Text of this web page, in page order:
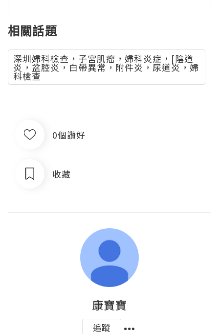
相關話題
深圳婦科檢查，子宮肌瘤，婦科炎症，[陰道
炎，盆腔炎，白帶異常，附件炎，尿道炎，婦
科檢查
0個讚好
收藏
康寶寶
追蹤